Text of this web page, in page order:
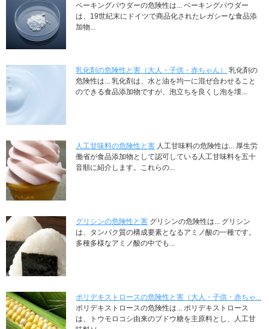
ベーキングパウダーの危険性は... ベーキングパウダー
は、19世紀末にドイツで商品化されたレガシーな食品添
加物...
乳化剤の危険性と害（大人・子供・赤ちゃん）
乳化剤の
危険性は... 乳化剤は、水と油を均一に混ぜ合わせること
のできる食品添加物ですが、泡立ちを良くし泡を壊...
人工甘味料の危険性と害 人工甘味料の危険性は... 厚生労
働省が食品添加物として認可している人工甘味料を五十
音順に紹介します。これらの...
グリシンの危険性と害 グリシンの危険性は... グリシン
は、タンパク質の構成要素となるアミノ酸の一種です。
多種多様なアミノ酸の中でも...
ポリデキストロースの危険性と害（大人・子供・赤ちゃ...
ポリデキストロースの危険性は... ポリデキストロース
は、トウモロコシ由来のブドウ糖を主原料とし、人工甘